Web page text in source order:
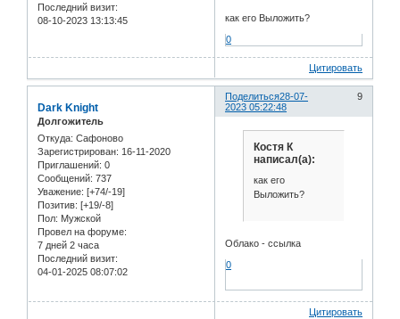
Последний визит:
08-10-2023 13:13:45
как его Выложить?
0
Цитировать
Поделиться 9
28-07-
2023 05:22:48
Dark Knight
Долгожитель
Откуда: Сафоново
Зарегистрирован: 16-11-2020
Приглашений: 0
Сообщений: 737
Уважение: [+74/-19]
Позитив: [+19/-8]
Пол: Мужской
Провел на форуме:
7 дней 2 часа
Последний визит:
04-01-2025 08:07:02
Костя К
написал(а):
как его
Выложить?
Облако - ссылка
0
Цитировать